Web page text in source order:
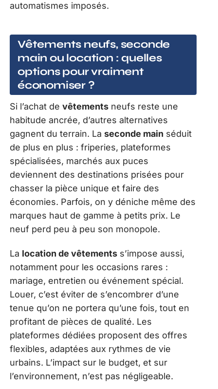
automatismes imposés.
Vêtements neufs, seconde
main ou location : quelles
options pour vraiment
économiser ?
Si l’achat de vêtements neufs reste une
habitude ancrée, d’autres alternatives
gagnent du terrain. La seconde main séduit
de plus en plus : friperies, plateformes
spécialisées, marchés aux puces
deviennent des destinations prisées pour
chasser la pièce unique et faire des
économies. Parfois, on y déniche même des
marques haut de gamme à petits prix. Le
neuf perd peu à peu son monopole.
La location de vêtements s’impose aussi,
notamment pour les occasions rares :
mariage, entretien ou événement spécial.
Louer, c’est éviter de s’encombrer d’une
tenue qu’on ne portera qu’une fois, tout en
profitant de pièces de qualité. Les
plateformes dédiées proposent des offres
flexibles, adaptées aux rythmes de vie
urbains. L’impact sur le budget, et sur
l’environnement, n’est pas négligeable.